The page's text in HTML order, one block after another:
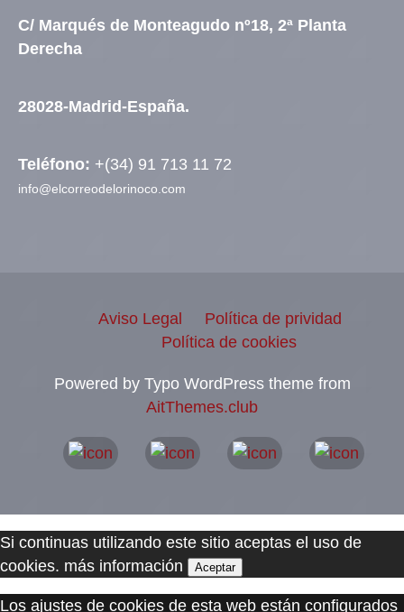
C/ Marqués de Monteagudo nº18, 2ª Planta
Derecha
28028-Madrid-España.
Teléfono: +(34) 91 713 11 72
info@elcorreodelorinoco.com
Aviso Legal
Política de prividad
Política de cookies
Powered by Typo WordPress theme from
AitThemes.club
Si continuas utilizando este sitio aceptas el uso de
cookies. más información Aceptar
Los ajustes de cookies de esta web están configurados